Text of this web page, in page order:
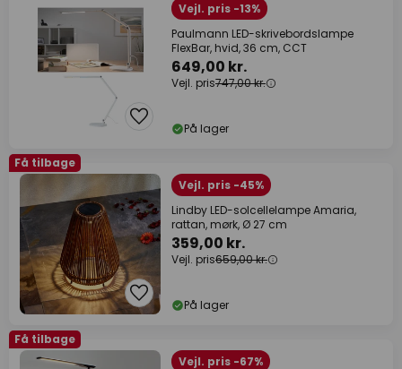
Vejl. pris -13%
Paulmann LED-skrivebordslampe
FlexBar, hvid, 36 cm, CCT
649,00 kr.
Vejl. pris747,00 kr.
På lager
Få tilbage
Vejl. pris -45%
Lindby LED-solcellelampe Amaria,
rattan, mørk, Ø 27 cm
359,00 kr.
Vejl. pris659,00 kr.
På lager
Få tilbage
Vejl. pris -67%